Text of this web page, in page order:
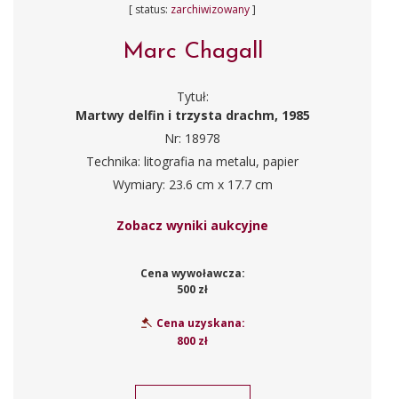
[ status: zarchiwizowany]
Marc Chagall
Tytuł:
Martwy delfin i trzysta drachm, 1985
Nr: 18978
Technika: litografia na metalu, papier
Wymiary: 23.6 cm x 17.7 cm
Zobacz wyniki aukcyjne
Cena wywoławcza:
500 zł
Cena uzyskana:
800 zł